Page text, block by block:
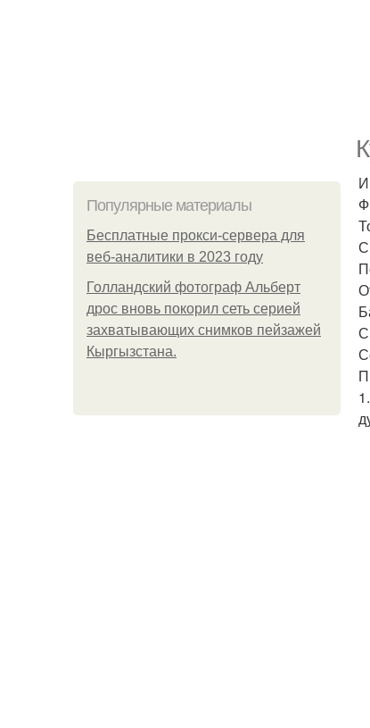
Популярные материалы
Бесплатные прокси-сервера для
веб-аналитики в 2023 году
Голландский фотограф Альберт
дрос вновь покорил сеть серией
захватывающих снимков пейзажей
Кыргызстана.